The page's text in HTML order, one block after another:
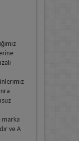
marka
ve A